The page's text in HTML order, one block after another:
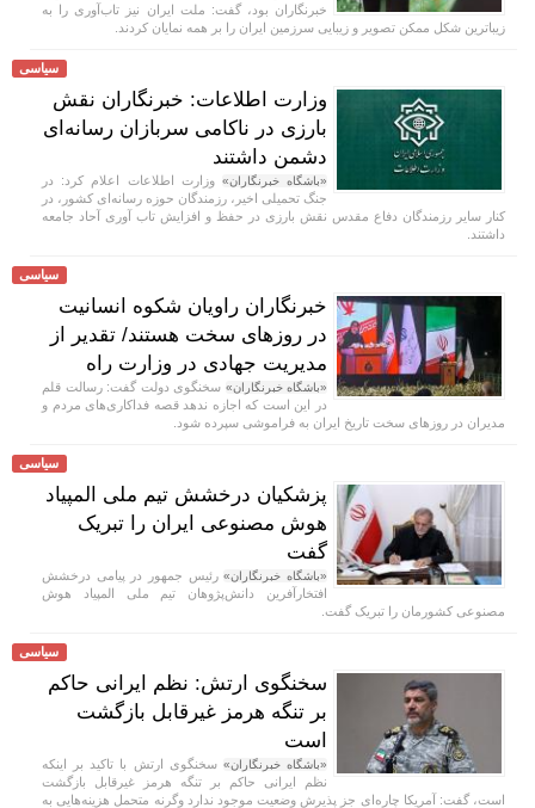
خبرنگاران بود، گفت: ملت ایران نیز تاب‌آوری را به
زیباترین شکل ممکن تصویر و زیبایی سرزمین ایران را بر همه نمایان کردند.
سیاسی
وزارت اطلاعات: خبرنگاران نقش
بارزی در ناکامی سربازان رسانه‌ای
دشمن داشتند
«باشگاه خبرنگاران» وزارت اطلاعات اعلام کرد: در
جنگ تحمیلی اخیر، رزمندگان حوزه رسانه‌ای کشور، در
کنار سایر رزمندگان دفاع مقدس نقش بارزی در حفظ و افزایش تاب آوری آحاد جامعه
داشتند.
سیاسی
خبرنگاران راویان شکوه انسانیت
در روز‌های سخت هستند/ تقدیر از
مدیریت جهادی در وزارت راه
«باشگاه خبرنگاران» سخنگوی دولت گفت: رسالت قلم
در این است که اجازه ندهد قصه‌ فداکاری‌های مردم و
مدیران در روزهای سخت تاریخ ایران به فراموشی سپرده شود.
سیاسی
پزشکیان درخشش تیم ملی المپیاد
هوش مصنوعی ایران را تبریک
گفت
«باشگاه خبرنگاران»رئیس جمهور در پیامی درخشش
افتخارآفرین دانش‌پژوهان تیم ملی المپیاد هوش
مصنوعی کشورمان را تبریک گفت.
سیاسی
سخنگوی ارتش: نظم ایرانی حاکم
بر تنگه هرمز غیرقابل بازگشت
است
«باشگاه خبرنگاران» سخنگوی ارتش با تاکید بر اینکه
نظم ایرانی حاکم بر تنگه هرمز غیرقابل بازگشت
است، گفت: آمریکا چاره‌ای جز پذیرش وضعیت موجود ندارد وگرنه متحمل هزینه‌هایی به